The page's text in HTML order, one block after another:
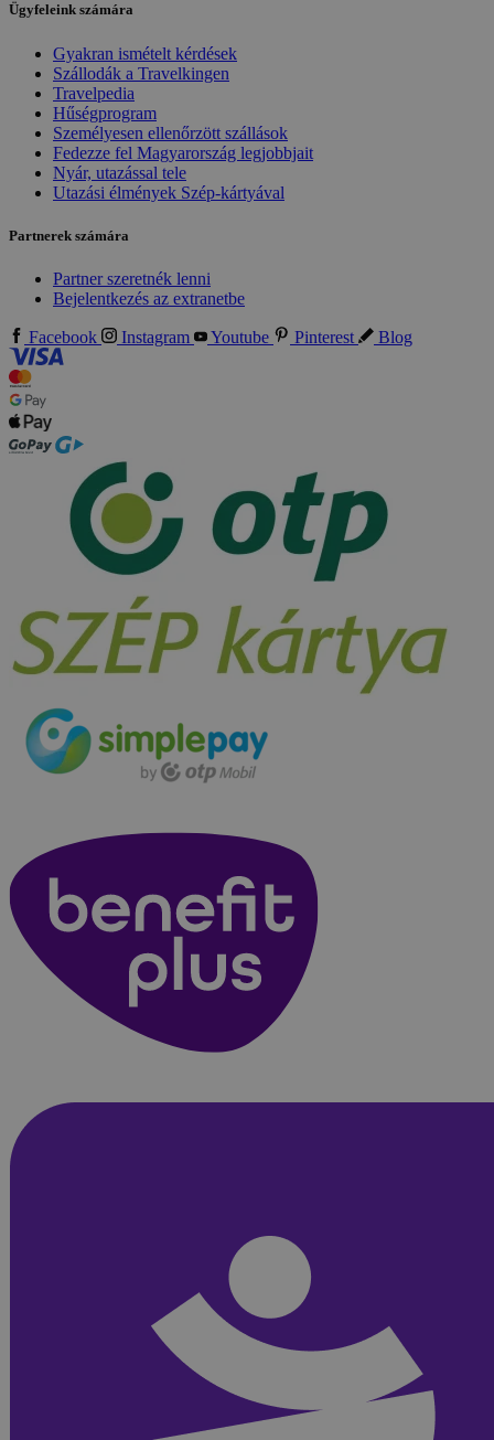
Ügyfeleink számára
Gyakran ismételt kérdések
Szállodák a Travelkingen
Travelpedia
Hűségprogram
Személyesen ellenőrzött szállások
Fedezze fel Magyarország legjobbjait
Nyár, utazással tele
Utazási élmények Szép-kártyával
Partnerek számára
Partner szeretnék lenni
Bejelentkezés az extranetbe
Facebook Instagram Youtube Pinterest Blog